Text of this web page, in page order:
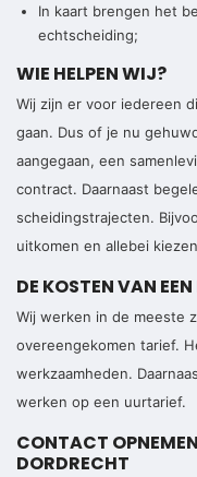
In kaart brengen het
echtscheiding;
WIE HELPEN WIJ?
Wij zijn er voor iedereen
gaan. Dus of je nu
aangegaan, een
contract. Daarnaast
scheidingstrajecten.
uitkomen en allebei
DE KOSTEN VAN
Wij werken in de meeste
overeengekomen tarief.
werkzaamheden.
werken op een uurtarief.
CONTACT
DORDRECHT